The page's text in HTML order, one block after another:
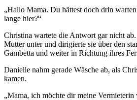
„Hallo Mama. Du hättest doch drin
lange hier?“
Christina wartete die Antwort gar nicht
Mutter unter und dirigierte sie über den
Gambetta und weiter in Richtung ihres
Danielle nahm gerade Wäsche ab, als
kamen.
„Mama, ich möchte dir meine Vermieterin